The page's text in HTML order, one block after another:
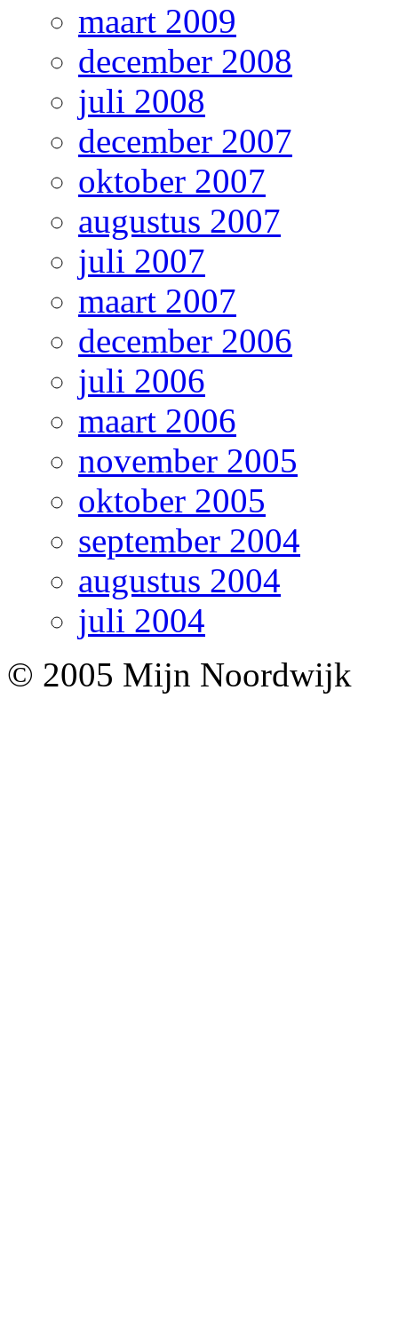
maart 2009
december 2008
juli 2008
december 2007
oktober 2007
augustus 2007
juli 2007
maart 2007
december 2006
juli 2006
maart 2006
november 2005
oktober 2005
september 2004
augustus 2004
juli 2004
© 2005 Mijn Noordwijk